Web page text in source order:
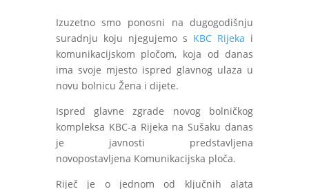
Izuzetno smo ponosni na dugogodišnju
suradnju koju njegujemo s KBC Rijeka i
komunikacijskom pločom, koja od danas
ima svoje mjesto ispred glavnog ulaza u
novu bolnicu Žena i dijete.
Ispred glavne zgrade novog bolničkog
kompleksa KBC-a Rijeka na Sušaku danas
je javnosti predstavljena
novopostavljena Komunikacijska ploča.
Riječ je o jednom od ključnih alata